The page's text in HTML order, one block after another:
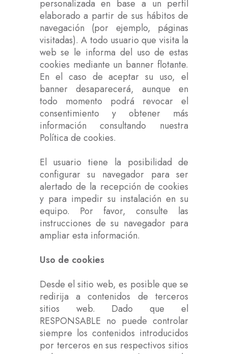
personalizada en base a un perfil
elaborado a partir de sus hábitos de
navegación (por ejemplo, páginas
visitadas). A todo usuario que visita la
web se le informa del uso de estas
cookies mediante un banner flotante.
En el caso de aceptar su uso, el
banner desaparecerá, aunque en
todo momento podrá revocar el
consentimiento y obtener más
información consultando nuestra
Política de cookies.
El usuario tiene la posibilidad de
configurar su navegador para ser
alertado de la recepción de cookies
y para impedir su instalación en su
equipo. Por favor, consulte las
instrucciones de su navegador para
ampliar esta información.
Uso de cookies
Desde el sitio web, es posible que se
redirija a contenidos de terceros
sitios web. Dado que el
RESPONSABLE no puede controlar
siempre los contenidos introducidos
por terceros en sus respectivos sitios